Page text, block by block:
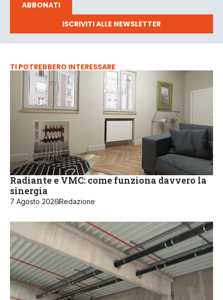
ABBONATI
ISCRIVITI ALLE NEWSLETTER
TI POTREBBERO INTERESSARE
Radiante e VMC: come funziona davvero la
sinergia
7 Agosto 2026Redazione